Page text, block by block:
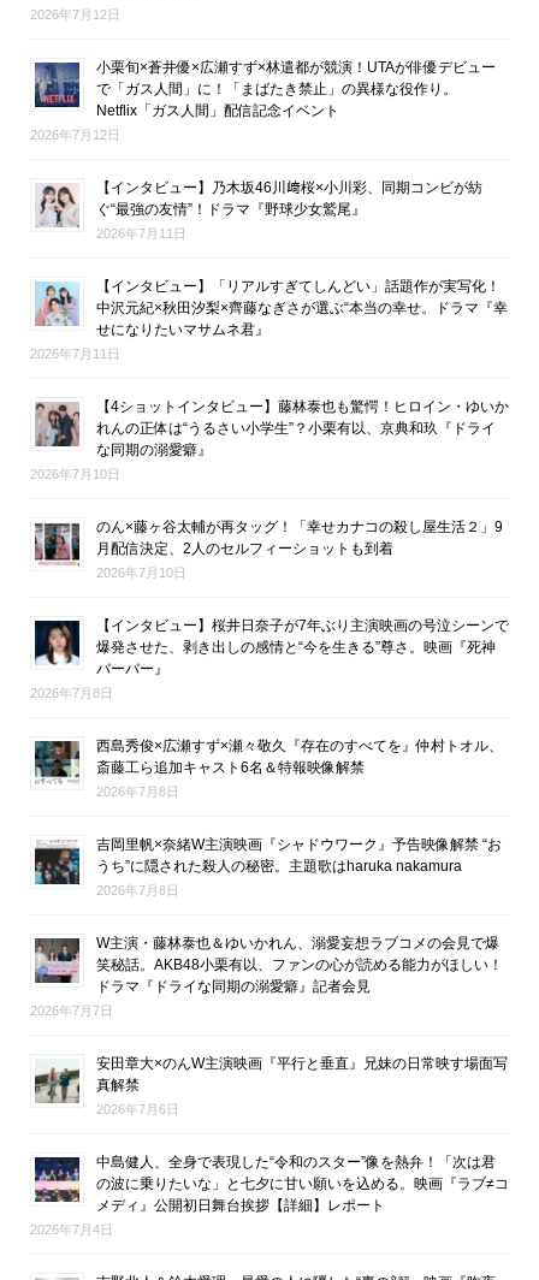
2026年7月12日
小栗旬×蒼井優×広瀬すず×林遣都が競演！UTAが俳優デビュー
で「ガス人間」に！「まばたき禁止」の異様な役作り。
Netflix「ガス人間」配信記念イベント
2026年7月12日
【インタビュー】乃木坂46川﨑桜×小川彩、同期コンビが紡
ぐ“最強の友情”！ドラマ『野球少女鷲尾』
2026年7月11日
【インタビュー】「リアルすぎてしんどい」話題作が実写化！
中沢元紀×秋田汐梨×齊藤なぎさが選ぶ“本当の幸せ。ドラマ『幸
せになりたいマサムネ君』
2026年7月11日
【4ショットインタビュー】藤林泰也も驚愕！ヒロイン・ゆいか
れんの正体は“うるさい小学生”？小栗有以、京典和玖『ドライ
な同期の溺愛癖』
2026年7月10日
のん×藤ヶ谷太輔が再タッグ！「幸せカナコの殺し屋生活２」9
月配信決定、2人のセルフィーショットも到着
2026年7月10日
【インタビュー】桜井日奈子が7年ぶり主演映画の号泣シーンで
爆発させた、剥き出しの感情と“今を生きる”尊さ。映画『死神
バーバー』
2026年7月8日
西島秀俊×広瀬すず×瀬々敬久『存在のすべてを』仲村トオル、
斎藤工ら追加キャスト6名＆特報映像解禁
2026年7月8日
吉岡里帆×奈緒W主演映画『シャドウワーク』予告映像解禁 “お
うち”に隠された殺人の秘密。主題歌はharuka nakamura
2026年7月8日
W主演・藤林泰也＆ゆいかれん、溺愛妄想ラブコメの会見で爆
笑秘話。AKB48小栗有以、ファンの心が読める能力がほしい！
ドラマ『ドライな同期の溺愛癖』記者会見
2026年7月7日
安田章大×のんW主演映画『平行と垂直』兄妹の日常映す場面写
真解禁
2026年7月6日
中島健人、全身で表現した“令和のスター”像を熱弁！「次は君
の波に乗りたいな」と七夕に甘い願いを込める。映画『ラブ≠コ
メディ』公開初日舞台挨拶【詳細】レポート
2026年7月4日